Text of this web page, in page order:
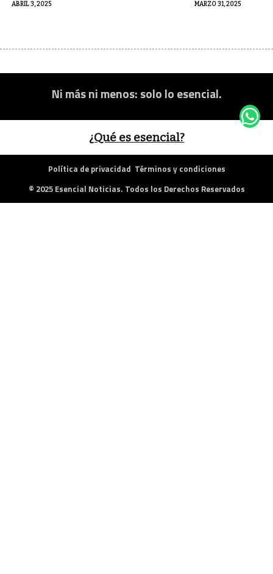
ABRIL 3, 2025 MARZO 31, 2025
Ni más ni menos: solo lo esencial.
¿Qué es esencial?
Política de privacidad Términos y condiciones
© 2025 Esencial Noticias. Todos los Derechos Reservados